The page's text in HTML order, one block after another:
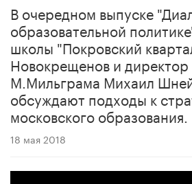
В очередном выпуске
образовательной
школы "Покровский
Новокрещенов и
М.Мильграма Михаил
обсуждают подходы к
московского образования.
18 мая 2018